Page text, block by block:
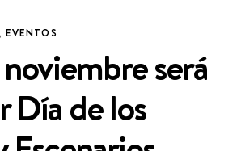
EVENTOS
será
Día de los